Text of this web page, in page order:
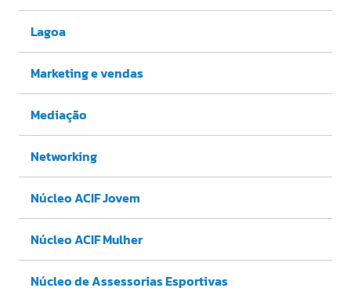
Lagoa
Marketing e vendas
Mediação
Networking
Núcleo ACIF Jovem
Núcleo ACIF Mulher
Núcleo de Assessorias Esportivas